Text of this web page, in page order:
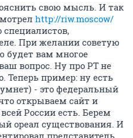
свою мысль. И так
http://riw.moscow/
При желании советую
будет вам многое
вопрос. Ну про РТ не
Теперь пример: ну есть
- это федеральный
открываем сайт и
России есть. Берем
ореал существования. И
представитель